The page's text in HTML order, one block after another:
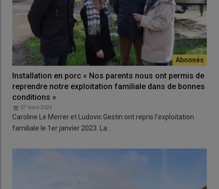
Installation en porc « Nos parents nous ont permis de
reprendre notre exploitation familiale dans de bonnes
conditions »
07 mars 2024
Caroline Le Merrer et Ludovic Gestin ont repris l’exploitation
familiale le 1er janvier 2023. La…